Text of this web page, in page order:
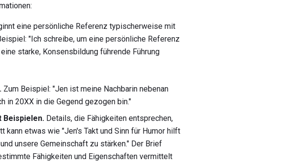
eine persönliche Referenz typischerweise mit
"Ich schreibe, um eine persönliche Referenz
starke, Konsensbildung führende Führung
Zum Beispiel: "Jen ist meine Nachbarin nebenan
in 20XX in die Gegend gezogen bin."
Beispielen. Details, die Fähigkeiten entsprechen,
etwas wie "Jen's Takt und Sinn für Humor hilft
unsere Gemeinschaft zu stärken." Der Brief
Fähigkeiten und Eigenschaften vermittelt